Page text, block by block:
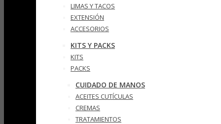
LIMAS Y TACOS
EXTENSIÓN
ACCESORIOS
KITS Y PACKS
KITS
PACKS
CUIDADO DE MANOS
ACEITES CUTÍCULAS
CREMAS
TRATAMIENTOS